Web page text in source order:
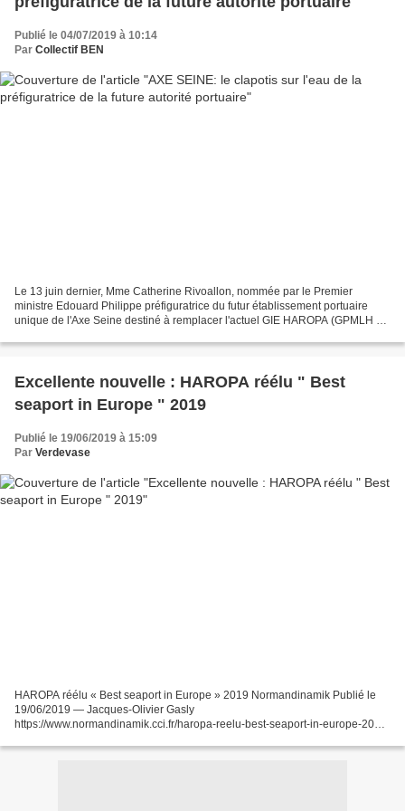
Publié le 04/07/2019 à 10:14
Par Collectif BEN
Le 13 juin dernier, Mme Catherine Rivoallon, nommée par le Premier
ministre Edouard Philippe préfiguratrice du futur établissement portuaire
unique de l'Axe Seine destiné à remplacer l'actuel GIE HAROPA (GPMLH +
Excellente nouvelle : HAROPA réélu " Best
seaport in Europe " 2019
Publié le 19/06/2019 à 15:09
Par Verdevase
HAROPA réélu « Best seaport in Europe » 2019 Normandinamik Publié le
19/06/2019 — Jacques-Olivier Gasly
https://www.normandinamik.cci.fr/haropa-reelu-best-seaport-in-europe-2019/
AFLAS...